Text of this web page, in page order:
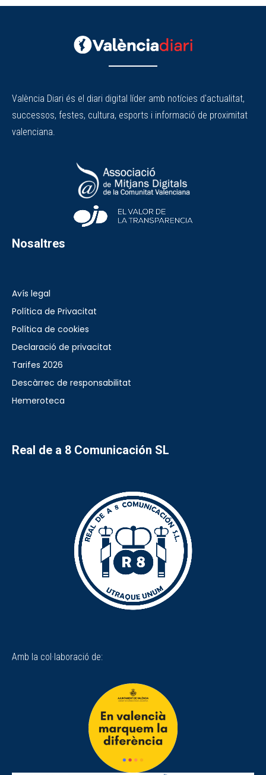
València Diari és el diari digital líder amb notícies d'actualitat,
successos, festes, cultura, esports i informació de proximitat
valenciana.
Nosaltres
Avís legal
Política de Privacitat
Política de cookies
Declaració de privacitat
Tarifes 2026
Descàrrec de responsabilitat
Hemeroteca
Real de a 8 Comunicación SL
Amb la col·laboració de: